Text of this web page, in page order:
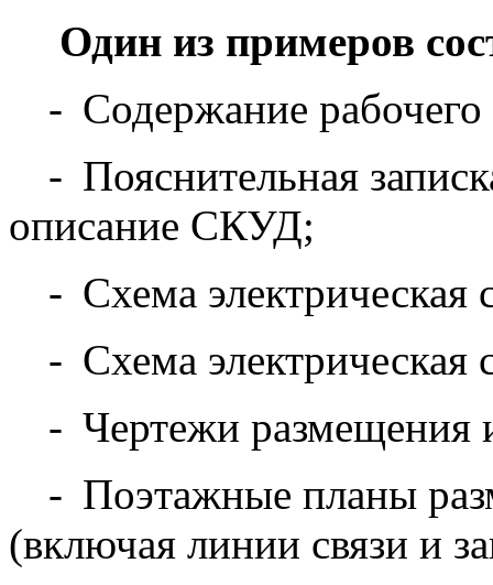
Один из примеров
- Содержание рабочего
- Пояснительная
описание СКУД;
- Схема электрическая
- Схема электрическая
- Чертежи размещения
- Поэтажные планы
(включая линии связи и